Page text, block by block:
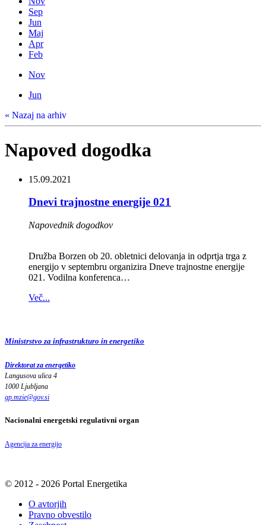
Sep
Jun
Maj
Apr
Feb
Nov
Jun
« Nazaj na arhiv
Napoved dogodka
15.09.2021
Dnevi trajnostne energije 021
Napovednik dogodkov
Družba Borzen ob 20. obletnici delovanja in odprtja trga z
energijo v septembru organizira Dneve trajnostne energije
021. Vodilna konferenca…
Več...
Ministrstvo za infrastrukturo in energetiko
Direktorat za energetiko
Langusova ulica 4
1000 Ljubljana
gp.mzie@gov.si
Nacionalni energetski regulativni organ
Agencija za energijo
© 2012 - 2026 Portal Energetika
O avtorjih
Pravno obvestilo